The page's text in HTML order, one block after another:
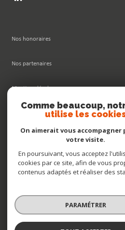
Nos honoraires
Nos partenaires
Mentions légales
Cookies
© 2026 | Tous droits réservés
Comme beaucoup,
utilise les
On aimerait vous accompagner
votre visite.
En poursuivant, vous acceptez
cookies par ce site, afin de vous
contenus adaptés et réaliser des
PARAMÉTRER